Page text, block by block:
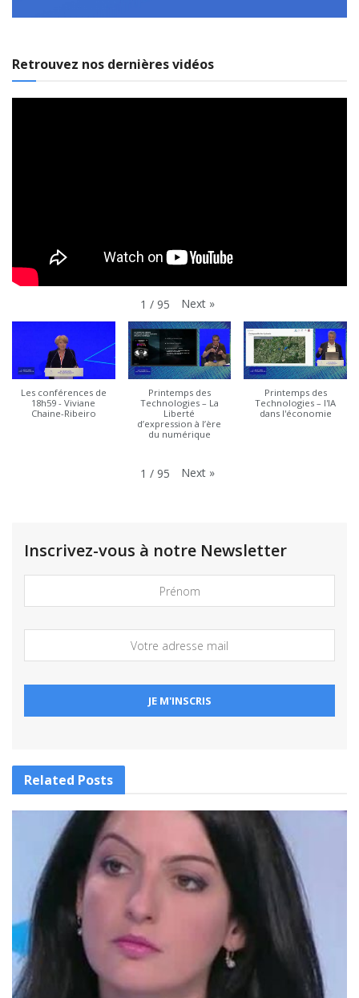
Retrouvez nos dernières vidéos
1 / 95 Next »
Les conférences de
18h59 - Viviane
Chaine-Ribeiro
Printemps des
Technologies – La
Liberté
d’expression à l’ère
du numérique
Printemps des
Technologies – l'IA
dans l'économie
1 / 95 Next »
Inscrivez-vous à notre Newsletter
Related Posts